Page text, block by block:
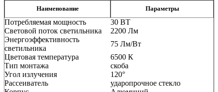
Наименование Параметры
Потребляемая мощность
30 ВТ
Световой поток светильника
2200 Лм
Энергоэффективность
светильника
75 Лм/Вт
Цветовая температура
6500 К
Тип монтажа
скоба
Угол излучения
120°
Рассеиватель
ударопрочное стекло